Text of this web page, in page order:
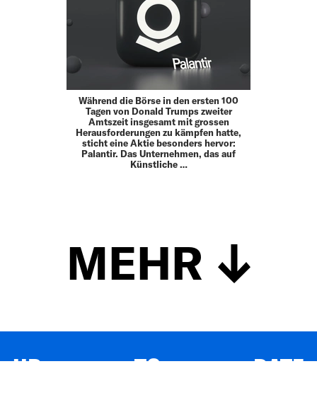
Während die Börse in den ersten 100
Tagen von Donald Trumps zweiter
Amtszeit insgesamt mit grossen
Herausforderungen zu kämpfen hatte,
sticht eine Aktie besonders hervor:
Palantir. Das Unternehmen, das auf
Künstliche …
MEHR
UP TO DATE